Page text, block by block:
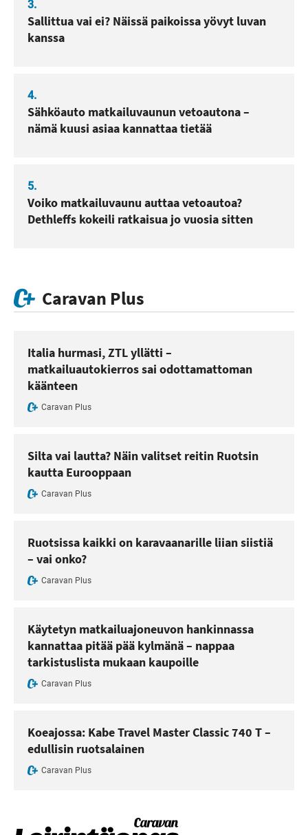
3.
Sallittua vai ei? Näissä paikoissa yövyt luvan
kanssa
4.
Sähköauto matkailuvaunun vetoautona –
nämä kuusi asiaa kannattaa tietää
5.
Voiko matkailuvaunu auttaa vetoautoa?
Dethleffs kokeili ratkaisua jo vuosia sitten
Caravan Plus
Italia hurmasi, ZTL yllätti –
matkailuautokierros sai odottamattoman
käänteen
Caravan Plus
Silta vai lautta? Näin valitset reitin Ruotsin
kautta Eurooppaan
Caravan Plus
Ruotsissa kaikki on karavaanarille liian siistiä
– vai onko?
Caravan Plus
Käytetyn matkailuajoneuvon hankinnassa
kannattaa pitää pää kylmänä – nappaa
tarkistuslista mukaan kaupoille
Caravan Plus
Koeajossa: Kabe Travel Master Classic 740 T –
edullisin ruotsalainen
Caravan Plus